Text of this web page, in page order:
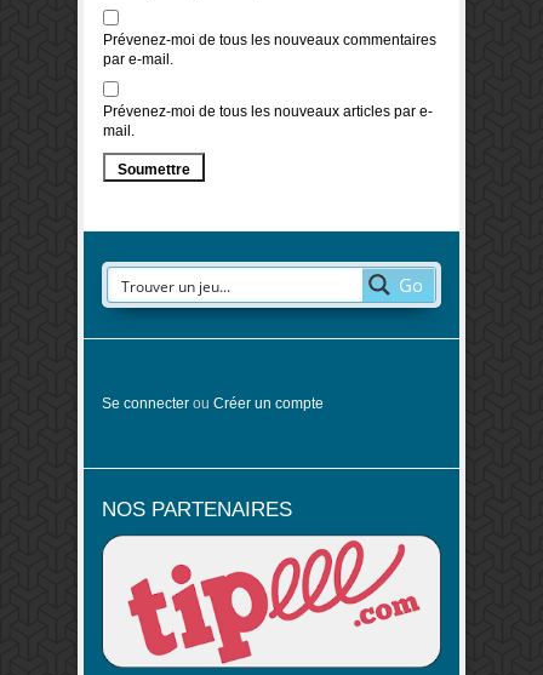
Prévenez-moi de tous les nouveaux commentaires
par e-mail.
Prévenez-moi de tous les nouveaux articles par e-
mail.
Go
Se connecter ou Créer un compte
NOS PARTENAIRES